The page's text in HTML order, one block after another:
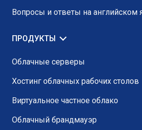
Вопросы и ответы на английском
ПРОДУКТЫ
Облачные серверы
Хостинг облачных рабочих столов
Виртуальное частное облако
Облачный брандмауэр